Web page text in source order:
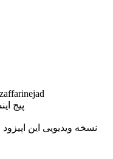
پیج
نسخه ویدیویی این اپیزود